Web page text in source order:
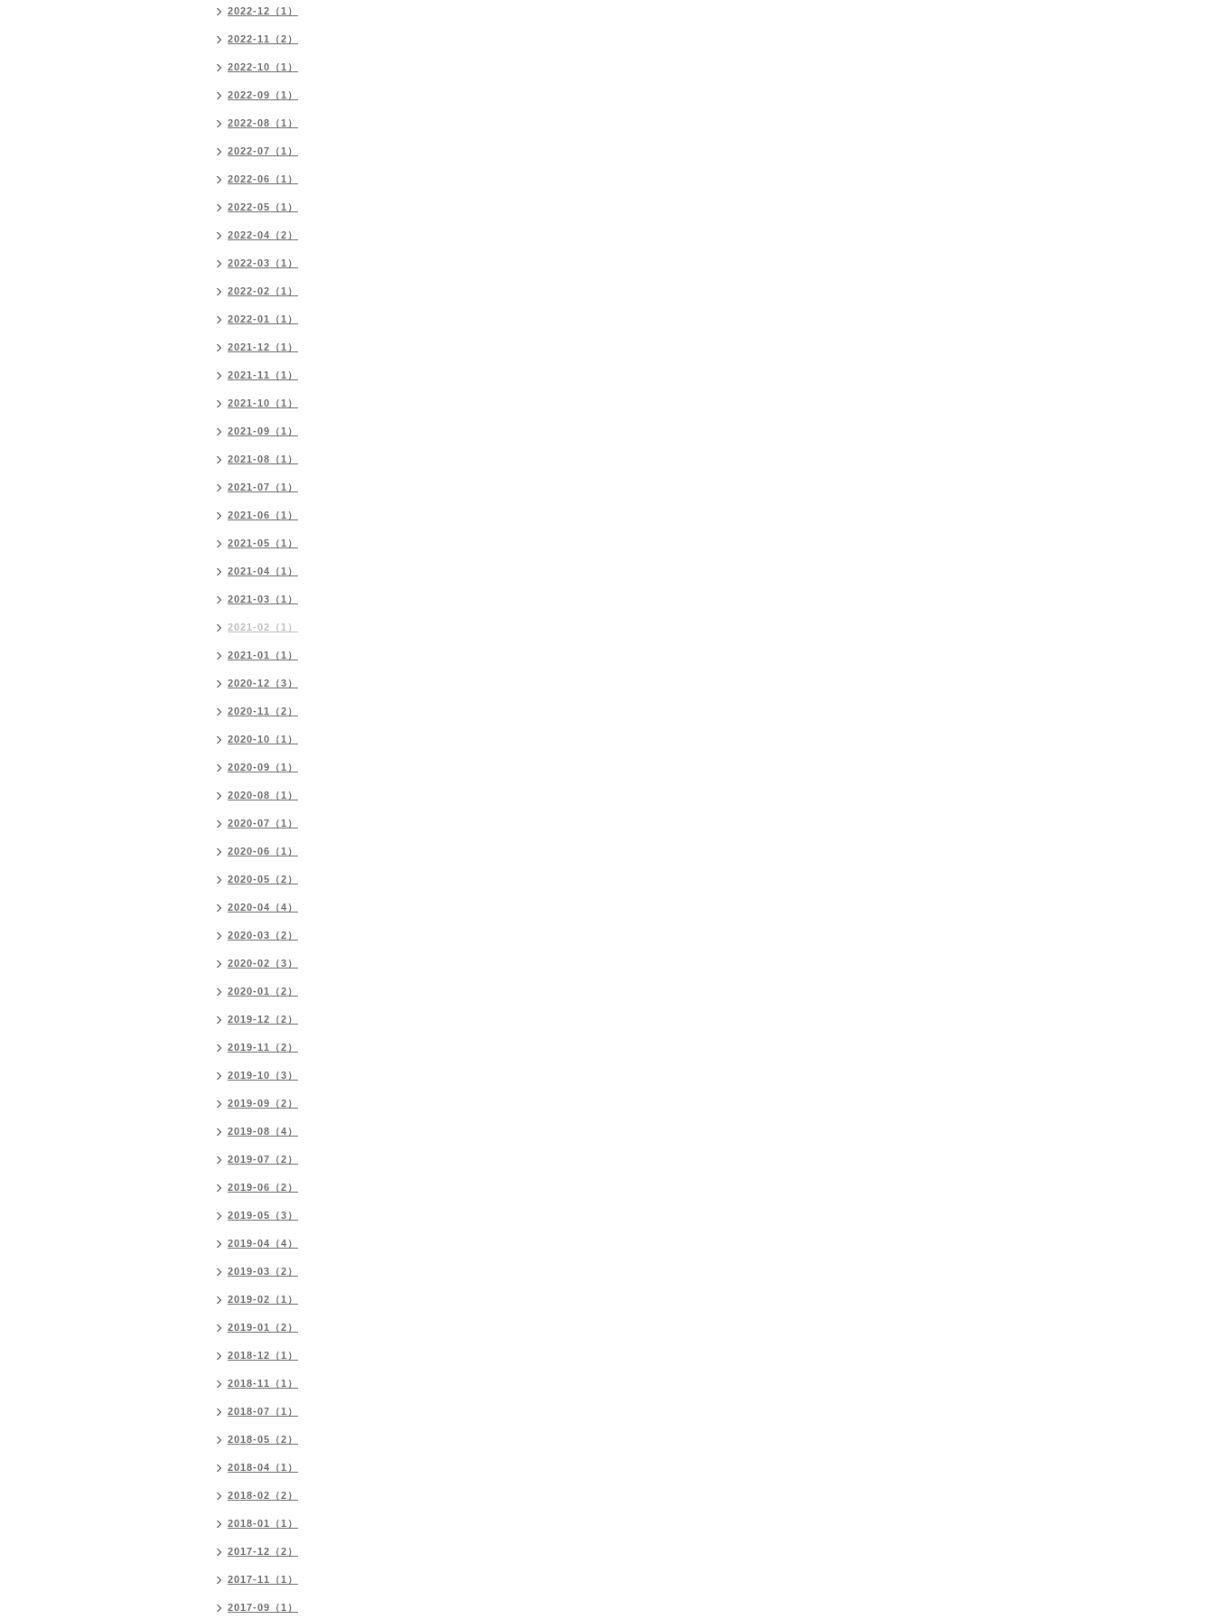
2022-12（1）
2022-11（2）
2022-10（1）
2022-09（1）
2022-08（1）
2022-07（1）
2022-06（1）
2022-05（1）
2022-04（2）
2022-03（1）
2022-02（1）
2022-01（1）
2021-12（1）
2021-11（1）
2021-10（1）
2021-09（1）
2021-08（1）
2021-07（1）
2021-06（1）
2021-05（1）
2021-04（1）
2021-03（1）
2021-02（1）
2021-01（1）
2020-12（3）
2020-11（2）
2020-10（1）
2020-09（1）
2020-08（1）
2020-07（1）
2020-06（1）
2020-05（2）
2020-04（4）
2020-03（2）
2020-02（3）
2020-01（2）
2019-12（2）
2019-11（2）
2019-10（3）
2019-09（2）
2019-08（4）
2019-07（2）
2019-06（2）
2019-05（3）
2019-04（4）
2019-03（2）
2019-02（1）
2019-01（2）
2018-12（1）
2018-11（1）
2018-07（1）
2018-05（2）
2018-04（1）
2018-02（2）
2018-01（1）
2017-12（2）
2017-11（1）
2017-09（1）